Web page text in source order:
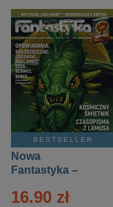
BESTSELLER
Nowa
Fantastyka –
16.90 zł